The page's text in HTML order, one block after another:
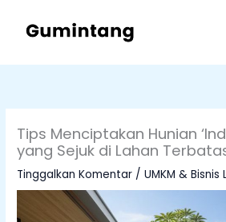
konten
Tips Menciptakan Hunian
yang Sejuk di Lahan
Tinggalkan Komentar /UMKM & Bisnis